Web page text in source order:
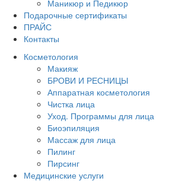
Маникюр и Педикюр
Подарочные сертификаты
ПРАЙС
Контакты
Косметология
Макияж
БРОВИ И РЕСНИЦЫ
Аппаратная косметология
Чистка лица
Уход. Программы для лица
Биоэпиляция
Массаж для лица
Пилинг
Пирсинг
Медицинские услуги